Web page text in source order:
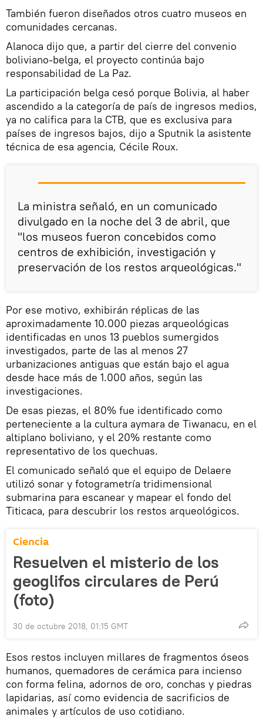
También fueron diseñados otros cuatro museos en
comunidades cercanas.
Alanoca dijo que, a partir del cierre del convenio
boliviano-belga, el proyecto continúa bajo
responsabilidad de La Paz.
La participación belga cesó porque Bolivia, al haber
ascendido a la categoría de país de ingresos medios,
ya no califica para la CTB, que es exclusiva para
países de ingresos bajos, dijo a Sputnik la asistente
técnica de esa agencia, Cécile Roux.
La ministra señaló, en un comunicado
divulgado en la noche del 3 de abril, que
"los museos fueron concebidos como
centros de exhibición, investigación y
preservación de los restos arqueológicas."
Por ese motivo, exhibirán réplicas de las
aproximadamente 10.000 piezas arqueológicas
identificadas en unos 13 pueblos sumergidos
investigados, parte de las al menos 27
urbanizaciones antiguas que están bajo el agua
desde hace más de 1.000 años, según las
investigaciones.
De esas piezas, el 80% fue identificado como
perteneciente a la cultura aymara de Tiwanacu, en el
altiplano boliviano, y el 20% restante como
representativo de los quechuas.
El comunicado señaló que el equipo de Delaere
utilizó sonar y fotogrametría tridimensional
submarina para escanear y mapear el fondo del
Titicaca, para descubrir los restos arqueológicos.
Ciencia
Resuelven el misterio de los
geoglifos circulares de Perú
(foto)
30 de octubre 2018, 01:15 GMT
Esos restos incluyen millares de fragmentos óseos
humanos, quemadores de cerámica para incienso
con forma felina, adornos de oro, conchas y piedras
lapidarias, así como evidencia de sacrificios de
animales y artículos de uso cotidiano.